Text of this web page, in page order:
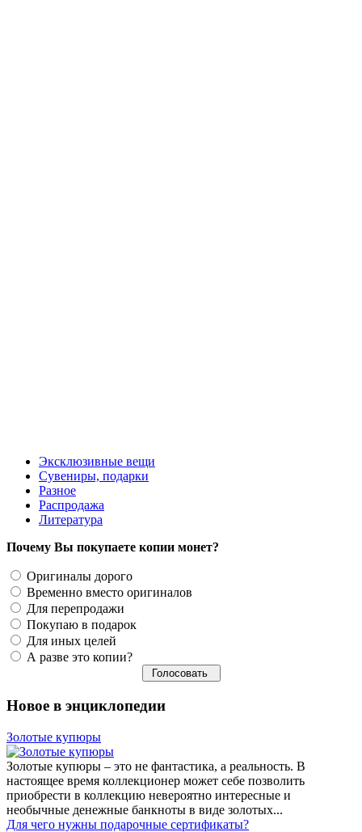
Эксклюзивные вещи
Сувениры, подарки
Разное
Распродажа
Литература
Почему Вы покупаете копии монет?
Оригиналы дорого
Временно вместо оригиналов
Для перепродажи
Покупаю в подарок
Для иных целей
А разве это копии?
Новое в энциклопедии
Золотые купюры
Золотые купюры – это не фантастика, а реальность. В
настоящее время коллекционер может себе позволить
приобрести в коллекцию невероятно интересные и
необычные денежные банкноты в виде золотых...
​Для чего нужны подарочные сертификаты?